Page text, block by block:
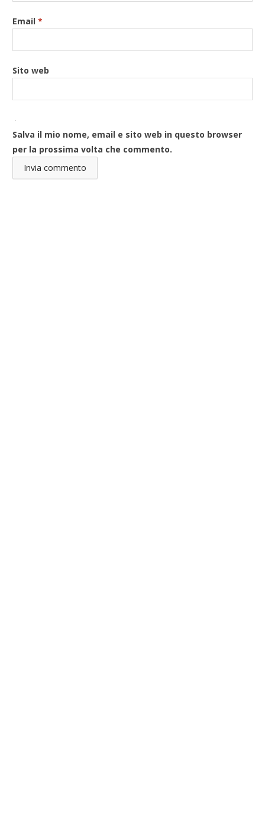
Email*
Sito web
Salva il mio nome, email e sito web in questo browser
per la prossima volta che commento.